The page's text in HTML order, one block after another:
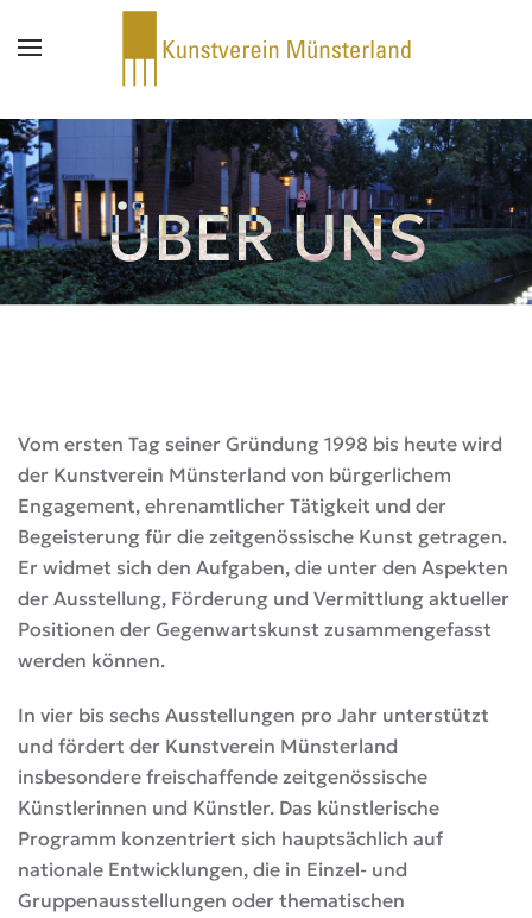
Zum Hauptinhalt springen
ÜBER UNS
Vom ersten Tag seiner Gründung 1998 bis heute wird
der Kunstverein Münsterland von bürgerlichem
Engagement, ehrenamtlicher Tätigkeit und der
Begeisterung für die zeitgenössische Kunst getragen.
Er widmet sich den Aufgaben, die unter den Aspekten
der Ausstellung, Förderung und Vermittlung aktueller
Positionen der Gegenwartskunst zusammengefasst
werden können.
In vier bis sechs Ausstellungen pro Jahr unterstützt
und fördert der Kunstverein Münsterland
insbesondere freischaffende zeitgenössische
Künstlerinnen und Künstler. Das künstlerische
Programm konzentriert sich hauptsächlich auf
nationale Entwicklungen, die in Einzel- und
Gruppenausstellungen oder thematischen